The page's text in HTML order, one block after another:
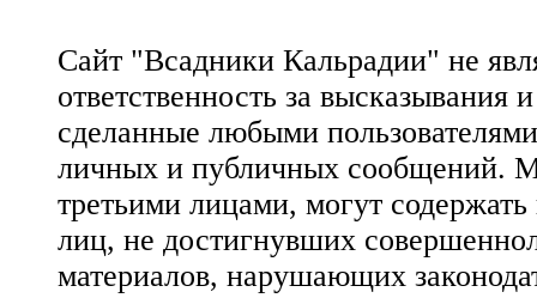
Сайт "Всадники Кальрадии" не
ответственность за
сделанные любыми
личных и публичных сообщений.
третьими лицами, могут
лиц, не достигнувших
материалов, нарушающих